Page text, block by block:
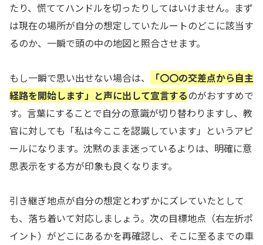
たり、慌ててハンドルを切ったりしてはいけません。まず
は現在の場所が自分の想定していたルートのどこに該当す
るのか、一瞬で頭の中の地図と照合させます。
もし一瞬で思い出せない場合は、
「〇〇の交差点から自主
経路を開始します」と声に出して宣言するのがおすすめで
す。言葉にすることで自分の意識が切り替わりますし、教
官に対しても「私は今ここを認識しています」というアピ
ールになります。沈黙のまま迷っているよりは、明確に意
思表示をする方が印象も良くなります。
引き継ぎ地点が自分の想定とわずかにズレていたとして
も、落ち着いて対応しましょう。次の目標地点（右左折ポ
イント）がどこにあるかを再確認し、そこに至るまでの車